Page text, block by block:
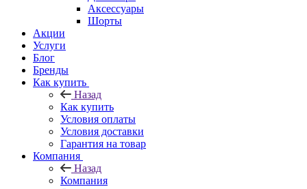
Аксессуары
Шорты
Акции
Услуги
Блог
Бренды
Как купить
Назад
Как купить
Условия оплаты
Условия доставки
Гарантия на товар
Компания
Назад
Компания